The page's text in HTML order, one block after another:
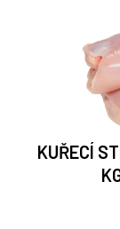
KUŘECÍ